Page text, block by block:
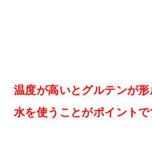
温度が高いとグルテンが
水を使うことがポイントで